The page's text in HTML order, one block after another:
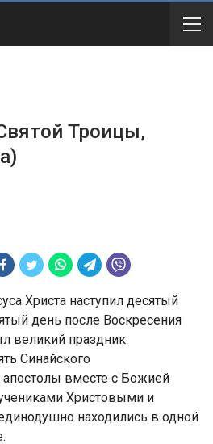
Троицы,
Христа наступил десятый
день после Воскресения
великий праздник
Синайского
апостолы вместе с Божией
Христовыми и
находились в одной